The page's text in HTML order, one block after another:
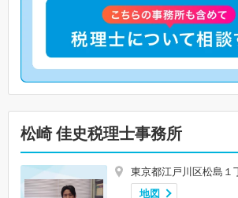
松崎 佳史税理士事務所
東京都江戸川区松島１
地図